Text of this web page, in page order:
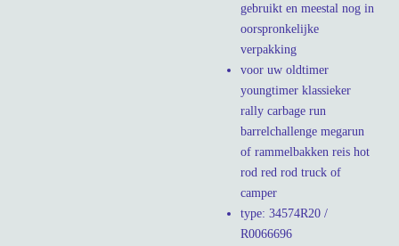
gebruikt en meestal nog in
oorspronkelijke
verpakking
voor uw oldtimer
youngtimer klassieker
rally carbage run
barrelchallenge megarun
of rammelbakken reis hot
rod red rod truck of
camper
type: 34574R20 /
R0066696